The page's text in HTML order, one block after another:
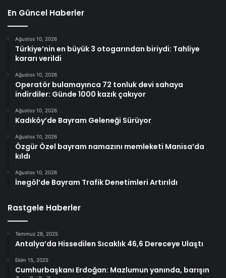
En Güncel Haberler
Ağustos 10, 2026
Türkiye’nin en büyük 3 otogarından biriydi: Tahliye
kararı verildi
Ağustos 10, 2026
Operatör bulamayınca 72 tonluk devi sahaya
indirdiler: Günde 1000 kazık çakıyor
Ağustos 10, 2026
Kadıköy’de Bayram Geleneği Sürüyor
Ağustos 10, 2026
Özgür Özel bayram namazını memleketi Manisa’da
kıldı
Ağustos 10, 2026
İnegöl’de Bayram Trafik Denetimleri Artırıldı
Rastgele Haberler
Temmuz 28, 2025
Antalya’da Hissedilen Sıcaklık 46,6 Dereceye Ulaştı
Ekim 15, 2025
Cumhurbaşkanı Erdoğan: Mazlumun yanında, barışın